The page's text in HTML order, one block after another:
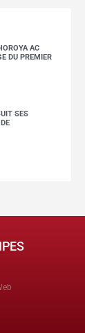
AC
DU PREMIER
SES